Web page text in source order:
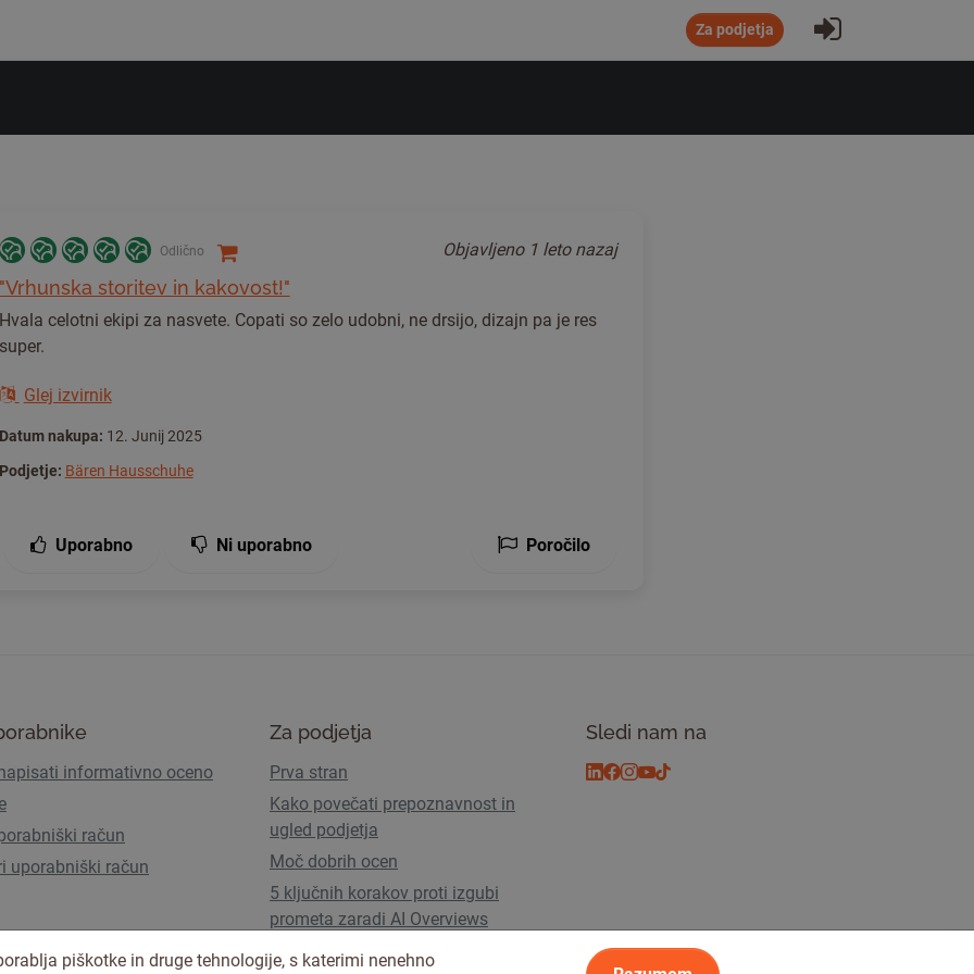
Za podjetja Prijavi se
Odlično Objavljeno 1 leto nazaj
"Vrhunska storitev in kakovost!"
Hvala celotni ekipi za nasvete. Copati so zelo udobni, ne drsijo, dizajn pa je res
super.
Glej izvirnik
Datum nakupa: 12. Junij 2025
Podjetje: Bären Hausschuhe
Uporabno Ni uporabno Poročilo
informativno oceno
račun
uporabniški račun
Za podjetja
Prva stran
Kako povečati prepoznavnost in
ugled podjetja
Moč dobrih ocen
5 ključnih korakov proti izgubi
prometa zaradi AI Overviews
Uporabniški paketi in cenik
Sledi nam na
piškotke in druge tehnologije, s katerimi nenehno